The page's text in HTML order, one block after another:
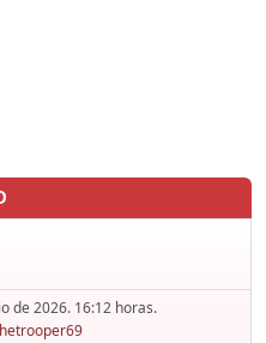
de 2026. 16:12 horas.